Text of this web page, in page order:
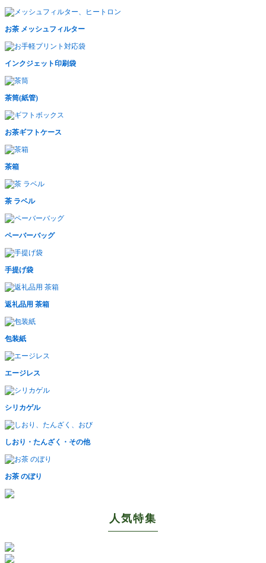
お茶 メッシュフィルター
インクジェット印刷袋
茶筒(紙管)
お茶ギフトケース
茶箱
茶 ラベル
ペーバーバッグ
手提げ袋
返礼品用 茶箱
包装紙
エージレス
シリカゲル
しおり・たんざく・その他
お茶 のぼり
人気特集